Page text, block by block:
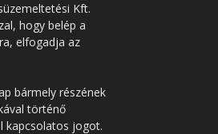
Kft.
hogy belép a
elfogadja az
bármely részének
történő
kapcsolatos jogot.